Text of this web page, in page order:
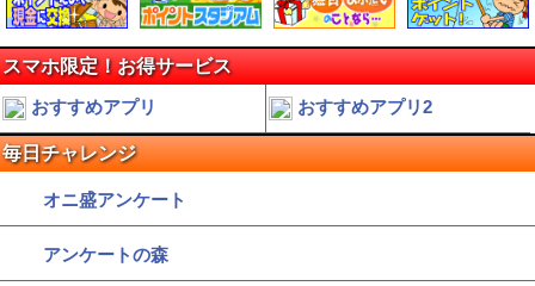
スマホ限定！お得サービス
おすすめアプリ
おすすめアプリ2
毎日チャレンジ
オニ盛アンケート
アンケートの森